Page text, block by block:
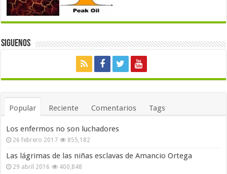
Siguenos
Popular Reciente Comentarios Tags
Los enfermos no son luchadores
26 febrero 2017 855,182
Las lágrimas de las niñas esclavas de Amancio Ortega
29 abril 2016 400,848